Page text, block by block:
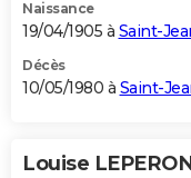
Naissance
19/04/1905 à Saint-
Décès
10/05/1980 à Saint-
Louise